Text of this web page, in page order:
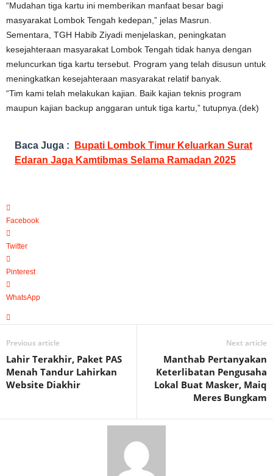
“Mudahan tiga kartu ini memberikan manfaat besar bagi
masyarakat Lombok Tengah kedepan,” jelas Masrun.
Sementara, TGH Habib Ziyadi menjelaskan, peningkatan
kesejahteraan masyarakat Lombok Tengah tidak hanya dengan
meluncurkan tiga kartu tersebut. Program yang telah disusun untuk
meningkatkan kesejahteraan masyarakat relatif banyak.
“Tim kami telah melakukan kajian. Baik kajian teknis program
maupun kajian backup anggaran untuk tiga kartu,” tutupnya.(dek)
Baca Juga :
Bupati Lombok Timur Keluarkan Surat
Edaran Jaga Kamtibmas Selama Ramadan 2025
Facebook
Twitter
Pinterest
WhatsApp
Previous article
Lahir Terakhir, Paket PAS
Menah Tandur Lahirkan
Website Diakhir
Next article
Manthab Pertanyakan
Keterlibatan Pengusaha
Lokal Buat Masker, Maiq
Meres Bungkam